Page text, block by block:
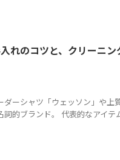
れのコツと、クリーニン
ダーシャツ「ウェッソン」や上
的ブランド。 代表的なアイテ